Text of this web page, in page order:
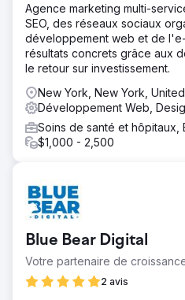
Agence marketing multi-
SEO, des réseaux sociaux
développement web et de
résultats concrets grâce aux
le retour sur investissement.
New York, New York,
Développement Web,
Soins de santé et hôpitaux,
$1,000 - 2,500
Blue Bear Digital
Votre partenaire de
2 avis